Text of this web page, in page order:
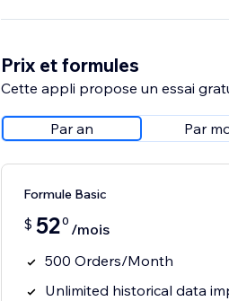
Prix et formules
Cette appli propose un essai
Par an Par
Formule Basic
$ 520 /mois
500 Orders/Month
Unlimited historical data